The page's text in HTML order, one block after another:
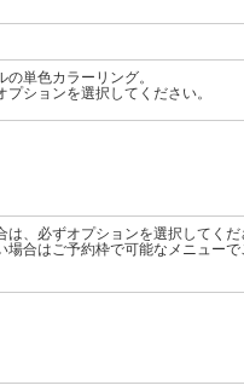
単色カラーリング。
ションを選択してください。
、必ずオプションを選択してくだ
合はご予約枠で可能なメニューで